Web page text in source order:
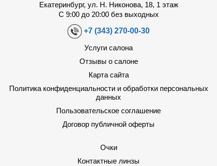
Екатеринбург, ул. Н. Никонова, 18, 1 этаж
С 9:00 до 20:00 без выходных
+7 (343) 270-00-30
Услуги салона
Отзывы о салоне
Карта сайта
Политика конфиденциальности и обработки персональных
данных
Пользовательское соглашение
Договор публичной оферты
Очки
Контактные линзы